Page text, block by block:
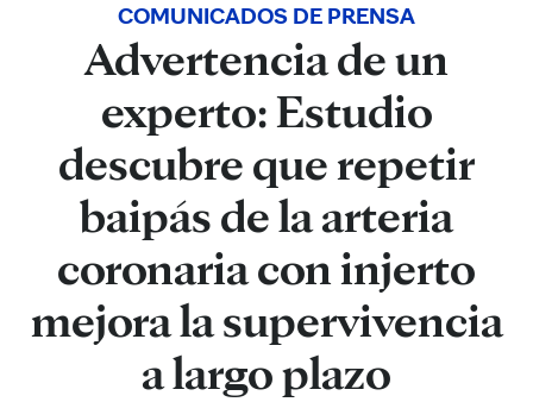
COMUNICADOS DE PRENSA
Advertencia de un
experto: Estudio
descubre que repetir
baipás de la arteria
coronaria con injerto
mejora la supervivencia
a largo plazo